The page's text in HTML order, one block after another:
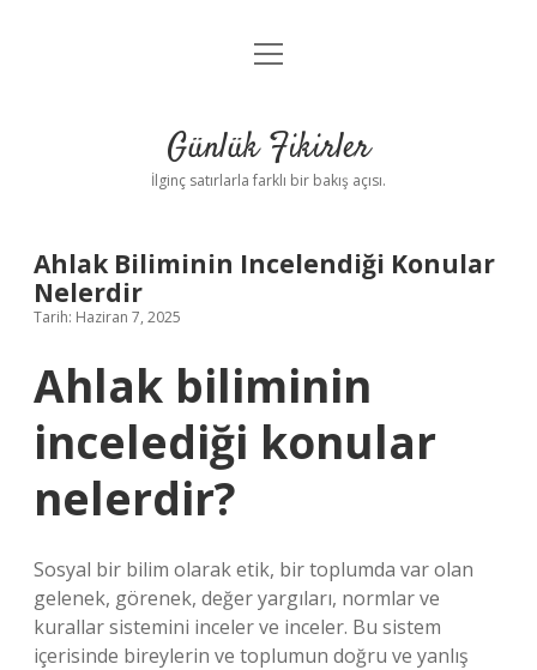
Anasayfa
Yasal Uyarı
menüyü
Günlük Fikirler
İlginç satırlarla farklı bir bakış açısı.
Ahlak Biliminin Incelendiği Konular
Nelerdir
Tarih: Haziran 7, 2025
Ahlak biliminin
incelediği konular
nelerdir?
Sosyal bir bilim olarak etik, bir toplumda var olan
gelenek, görenek, değer yargıları, normlar ve
kurallar sistemini inceler ve inceler. Bu sistem
içerisinde bireylerin ve toplumun doğru ve yanlış